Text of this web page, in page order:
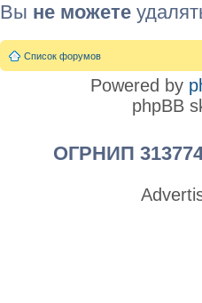
Вы не можете
Список форумов
Powered by
phpBB
ОГРНИП